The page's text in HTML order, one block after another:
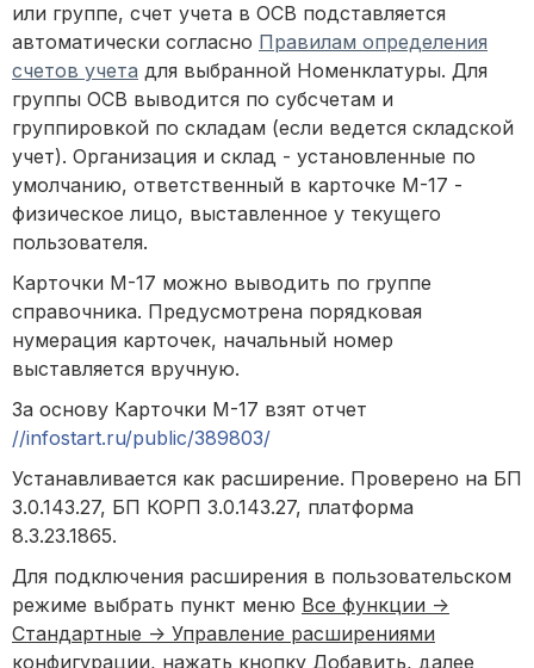
или группе, счет учета в ОСВ подставляется
автоматически согласно Правилам определения
счетов учета для выбранной Номенклатуры. Для
группы ОСВ выводится по субсчетам и
группировкой по складам (если ведется складской
учет). Организация и склад - установленные по
умолчанию, ответственный в карточке М-17 -
физическое лицо, выставленное у текущего
пользователя.
Карточки М-17 можно выводить по группе
справочника. Предусмотрена порядковая
нумерация карточек, начальный номер
выставляется вручную.
За основу Карточки М-17 взят отчет
//infostart.ru/public/389803/
Устанавливается как расширение. Проверено на БП
3.0.143.27, БП КОРП 3.0.143.27, платформа
8.3.23.1865.
Для подключения расширения в пользовательском
режиме выбрать пункт меню Все функции ->
Стандартные -> Управление расширениями
конфигурации, нажать кнопку Добавить, далее